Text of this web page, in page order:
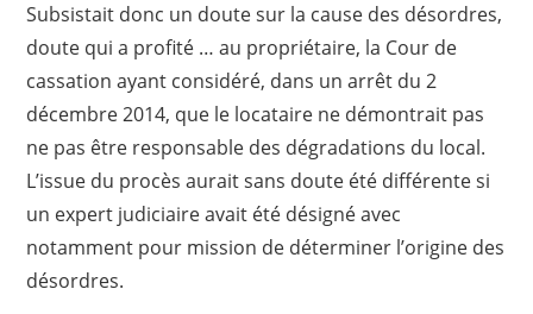
Subsistait donc un doute sur la cause des désordres,
doute qui a profité … au propriétaire, la Cour de
cassation ayant considéré, dans un arrêt du 2
décembre 2014, que le locataire ne démontrait pas
ne pas être responsable des dégradations du local.
L’issue du procès aurait sans doute été différente si
un expert judiciaire avait été désigné avec
notamment pour mission de déterminer l’origine des
désordres.